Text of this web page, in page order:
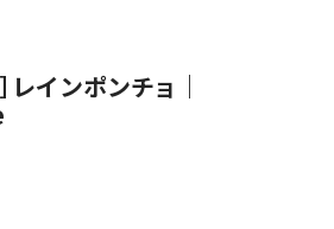
インポンチョ｜